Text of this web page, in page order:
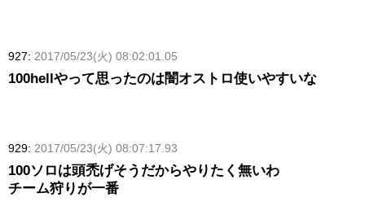
927: 2017/05/23(火) 08:02:01.05
100hellやって思ったのは闇オストロ使いやすいな
929: 2017/05/23(火) 08:07:17.93
100ソロは頭禿げそうだからやりたく無いわ
チーム狩りが一番